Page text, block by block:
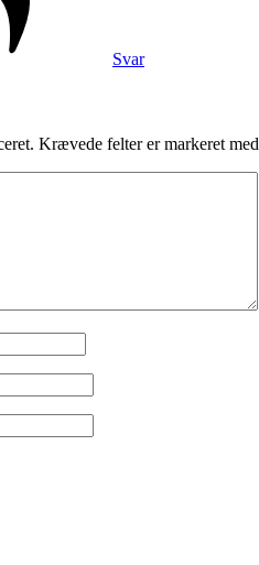
Svar
Krævede felter er markeret med